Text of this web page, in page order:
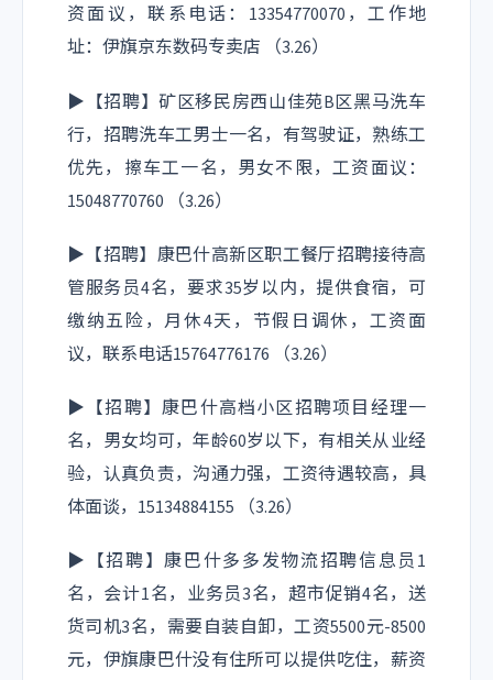
资面议，联系电话：13354770070，工作地
址：伊旗京东数码专卖店 （3.26）
▶【招聘】矿区移民房西山佳苑B区黑马洗车
行，招聘洗车工男士一名，有驾驶证，熟练工
优先，擦车工一名，男女不限，工资面议：
15048770760 （3.26）
▶【招聘】康巴什高新区职工餐厅招聘接待高
管服务员4名，要求35岁以内，提供食宿，可
缴纳五险，月休4天，节假日调休，工资面
议，联系电话15764776176 （3.26）
▶【招聘】康巴什高档小区招聘项目经理一
名，男女均可，年龄60岁以下，有相关从业经
验，认真负责，沟通力强，工资待遇较高，具
体面谈，15134884155 （3.26）
▶【招聘】康巴什多多发物流招聘信息员1
名，会计1名，业务员3名，超市促销4名，送
货司机3名，需要自装自卸，工资5500元-8500
元，伊旗康巴什没有住所可以提供吃住，薪资